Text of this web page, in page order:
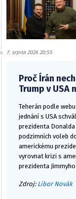
7. srpna 2026 20:55
Proč Írán
Trump v USA
Teherán podle
jednání s USA
prezidenta
podzimních voleb
americkému
vyrovnat krizi s
prezidenta
Zdroj: Libor Novák